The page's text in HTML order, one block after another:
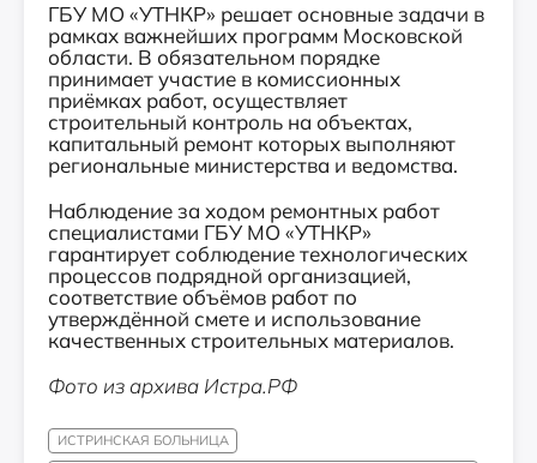
ГБУ МО «УТНКР» решает основные задачи в
рамках важнейших программ Московской
области. В обязательном порядке
принимает участие в комиссионных
приёмках работ, осуществляет
строительный контроль на объектах,
капитальный ремонт которых выполняют
региональные министерства и ведомства.
Наблюдение за ходом ремонтных работ
специалистами ГБУ МО «УТНКР»
гарантирует соблюдение технологических
процессов подрядной организацией,
соответствие объёмов работ по
утверждённой смете и использование
качественных строительных материалов.
Фото из архива Истра.РФ
ИСТРИНСКАЯ БОЛЬНИЦА